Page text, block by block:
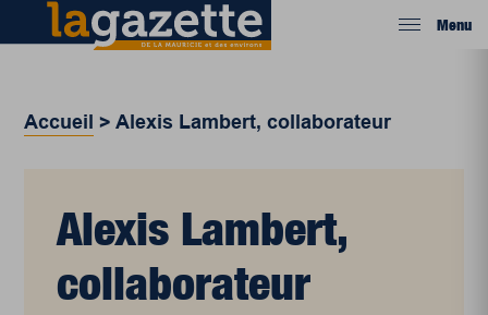
Menu
Accueil >Alexis Lambert, collaborateur
Alexis Lambert,
collaborateur